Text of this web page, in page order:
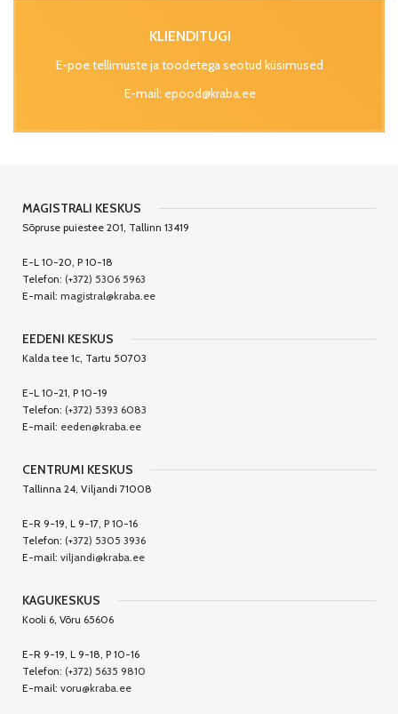
KLIENDITUGI
E-poe tellimuste ja toodetega seotud küsimused
E-mail: epood@kraba.ee
MAGISTRALI KESKUS
Sõpruse puiestee 201, Tallinn 13419
E-L 10-20, P 10-18
Telefon: (+372) 5306 5963
E-mail: magistral@kraba.ee
EEDENI KESKUS
Kalda tee 1c, Tartu 50703
E-L 10-21, P 10-19
Telefon: (+372) 5393 6083
E-mail: eeden@kraba.ee
CENTRUMI KESKUS
Tallinna 24, Viljandi 71008
E-R 9-19, L 9-17, P 10-16
Telefon: (+372) 5305 3936
E-mail: viljandi@kraba.ee
KAGUKESKUS
Kooli 6, Võru 65606
E-R 9-19, L 9-18, P 10-16
Telefon: (+372) 5635 9810
E-mail: voru@kraba.ee